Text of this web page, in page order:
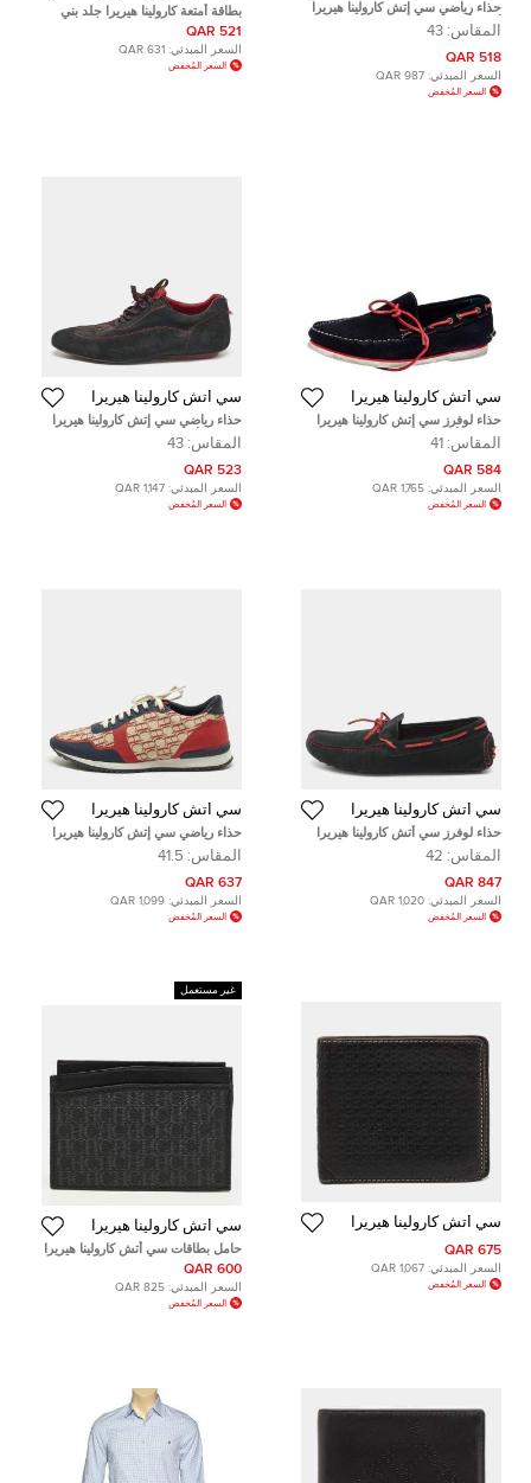
حذاء رياضي سي إتش كارولينا هيريرا
أبيض/أحمر جلد بعنق منخفض مقاس
43المقاس: 43
518 QAR
السعر المبدئي: 987 QAR
السعر المُخفض
بطاقة أمتعة كارولينا هيريرا جلد بني
521 QAR
السعر المبدئي: 631 QAR
السعر المُخفض
سي أتش كارولينا هيريرا
حذاء لوفرز سي إتش كارولينا هيريرا
سويدي أسود مقاس 41
المقاس: 41
584 QAR
السعر المبدئي: 1,765 QAR
السعر المُخفض
سي أتش كارولينا هيريرا
حذاء رياضي سي إتش كارولينا هيريرا
سويدي أسود بعنق منخفض مقاس 43
المقاس: 43
523 QAR
السعر المبدئي: 1,147 QAR
السعر المُخفض
سي أتش كارولينا هيريرا
حذاء لوفرز سي أتش كارولينا هيريرا
سويد كحلي داكن مقاس 42
المقاس: 42
847 QAR
السعر المبدئي: 1,020 QAR
السعر المُخفض
سي أتش كارولينا هيريرا
حذاء رياضي سي إتش كارولينا هيريرا
بقماش وجلد بطبعة توقيع ثلاثي الألوان
منخفض من أعلى مقاس 41.5
المقاس: 41.5
637 QAR
السعر المبدئي: 1,099 QAR
السعر المُخفض
سي أتش كارولينا هيريرا
675 QAR
السعر المبدئي: 1,067 QAR
السعر المُخفض
غير مستعمل
سي أتش كارولينا هيريرا
حامل بطاقات سي أتش كارولينا هيريرا
قماش ومونوجرام مغلف باللون
الأسود والرماديجلد
600 QAR
السعر المبدئي: 825 QAR
السعر المُخفض